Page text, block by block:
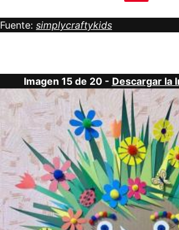
Fuente: simplycraftykids
Imagen 15 de 20 - Descargar la